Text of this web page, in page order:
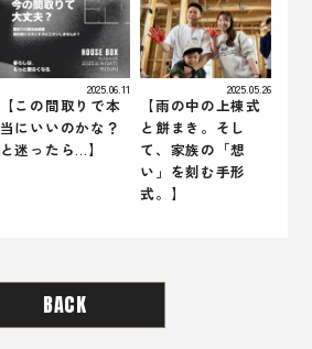
2025.06.11
【この間取りで本
当にいいのかな？
と迷ったら…】
2025.05.26
【雨の中の上棟式
と餅まき。そし
て、家族の「想
い」を刻む手形
式。】
BACK